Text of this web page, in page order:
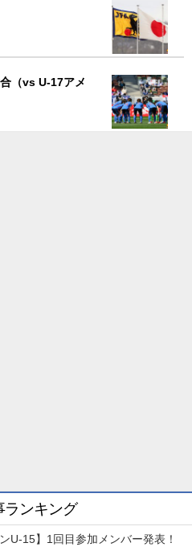
（vs U-17アメ
ランキング
U-15】1回目参加メンバー発表！